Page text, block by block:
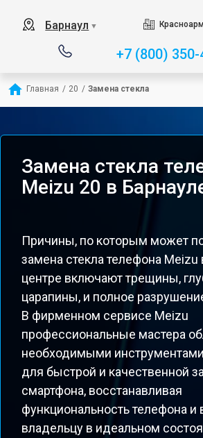
Барнаул ▼
+7 (800) 350-
Главная / 20 / Замена стекла
Замена стекла
Meizu 20 в
Причины, по которым может
замена стекла телефона
центре включают трещины,
царапины, и полное
В фирменном сервисе Meizu
профессиональные мастера
необходимыми
для быстрой и качественной
смартфона, восстанавливая
функциональность телефона и
владельцу в идеальном